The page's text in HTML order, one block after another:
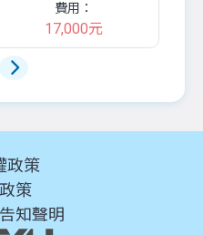
費用：
17,000元
政策
策
知聲明